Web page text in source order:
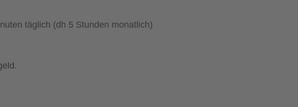
täglich (dh 5 Stunden monatlich)